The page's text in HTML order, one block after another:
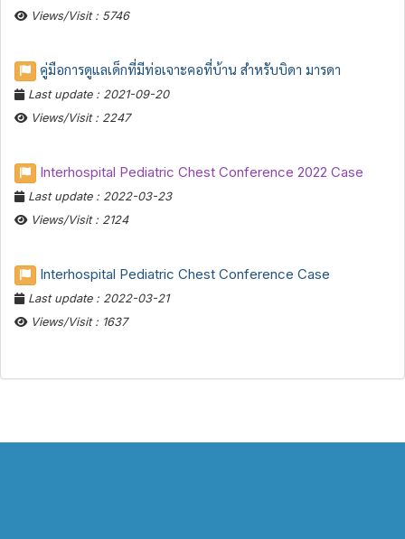
Views/Visit : 5746
คู่มือการดูแลเด็กที่มีท่อเจาะคอที่บ้าน สำหรับบิดา มารดา
Last update : 2021-09-20
Views/Visit : 2247
Interhospital Pediatric Chest Conference 2022 Case
Last update : 2022-03-23
Views/Visit : 2124
Interhospital Pediatric Chest Conference Case
Last update : 2022-03-21
Views/Visit : 1637